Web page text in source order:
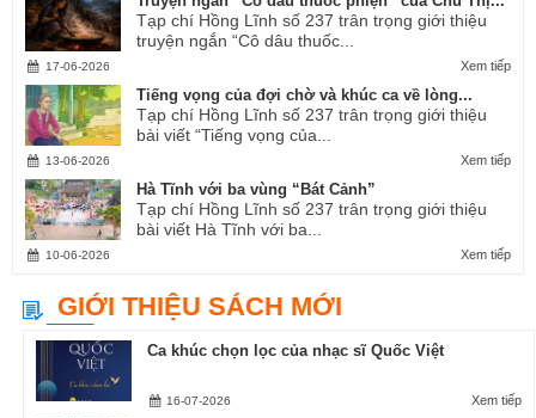
Tạp chí Hồng Lĩnh số 237 trân trọng giới thiệu
truyện ngắn “Cô dâu thuốc...
Xem tiếp
17-06-2026
Tiếng vọng của đợi chờ và khúc ca về lòng...
Tạp chí Hồng Lĩnh số 237 trân trọng giới thiệu
bài viết “Tiếng vọng của...
Xem tiếp
13-06-2026
Hà Tĩnh với ba vùng “Bát Cảnh”
Tạp chí Hồng Lĩnh số 237 trân trọng giới thiệu
bài viết Hà Tĩnh với ba...
Xem tiếp
10-06-2026
GIỚI THIỆU SÁCH MỚI
Ca khúc chọn lọc của nhạc sĩ Quốc Việt
Xem tiếp
16-07-2026